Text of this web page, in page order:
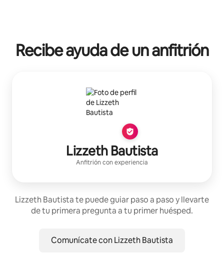
Recibe ayuda de un anfitrión
Lizzeth Bautista
Anfitrión con experiencia
Lizzeth Bautista te puede guiar paso a paso y llevarte
de tu primera pregunta a tu primer huésped.
Comunícate con Lizzeth Bautista